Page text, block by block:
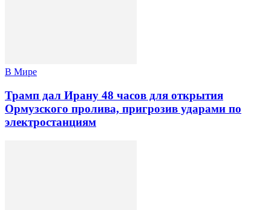
В Мире
Трамп дал Ирану 48 часов для открытия
Ормузского пролива, пригрозив ударами по
электростанциям